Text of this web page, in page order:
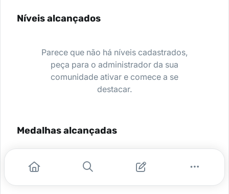
Níveis alcançados
Parece que não há níveis cadastrados,
peça para o administrador da sua
comunidade ativar e comece a se
destacar.
Medalhas alcançadas
Nenhuma medalha encontrada